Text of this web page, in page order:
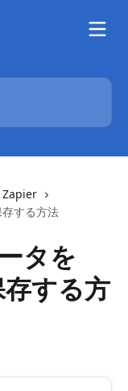
Zapier
する方法
タを
する方